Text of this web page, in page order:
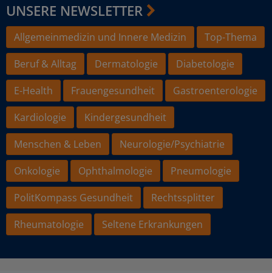
UNSERE NEWSLETTER
Allgemeinmedizin und Innere Medizin
Top-Thema
Beruf & Alltag
Dermatologie
Diabetologie
E-Health
Frauengesundheit
Gastroenterologie
Kardiologie
Kindergesundheit
Menschen & Leben
Neurologie/Psychiatrie
Onkologie
Ophthalmologie
Pneumologie
PolitKompass Gesundheit
Rechtssplitter
Rheumatologie
Seltene Erkrankungen